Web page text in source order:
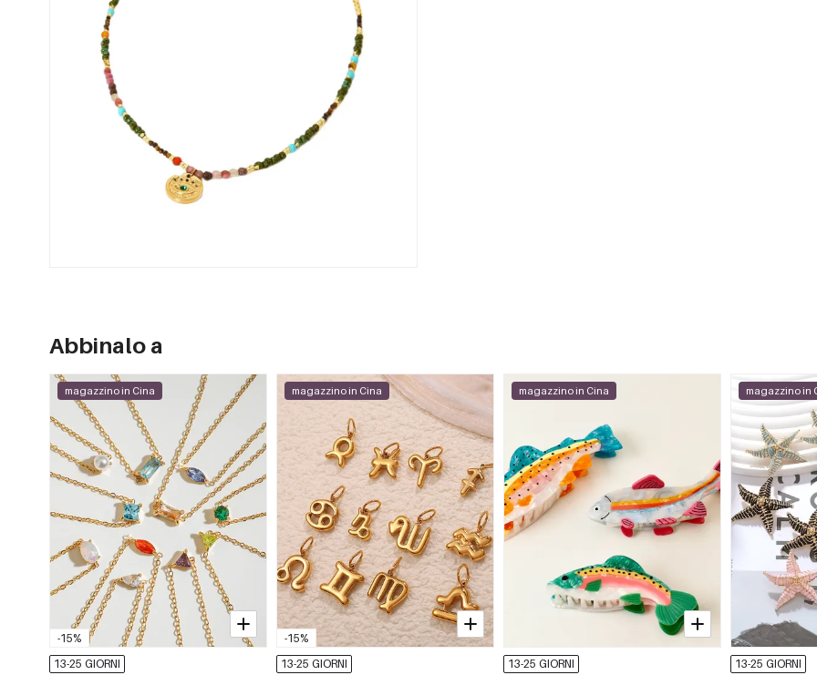
Abbinalo a
-15%
magazzino in Cina
13-25 GIORNI
-15%
magazzino in Cina
13-25 GIORNI
magazzino in Cina
13-25 GIORNI
magazzino in
13-25 GIORNI